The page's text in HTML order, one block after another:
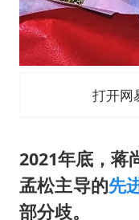
打开网
2021年底，蒋
孟松主导的先
部分歧。